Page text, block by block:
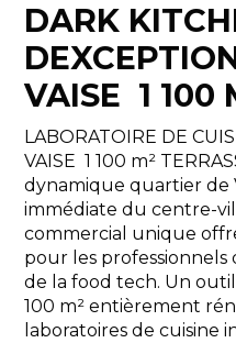
DARK
VAISE  1 100
LABORATOIRE DE
VAISE  1 100 m²
dynamique quartier de
immédiate du centre-
commercial unique
pour les
de la food tech. Un
100 m² entièrement
laboratoires de cuisine